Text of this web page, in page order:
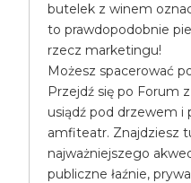
butelek z winem
to prawdopodobnie
rzecz marketingu!
Możesz spacerować
Przejdź się po Forum
usiądź pod drzewem i
amfiteatr. Znajdziesz
najważniejszego
publiczne łaźnie,